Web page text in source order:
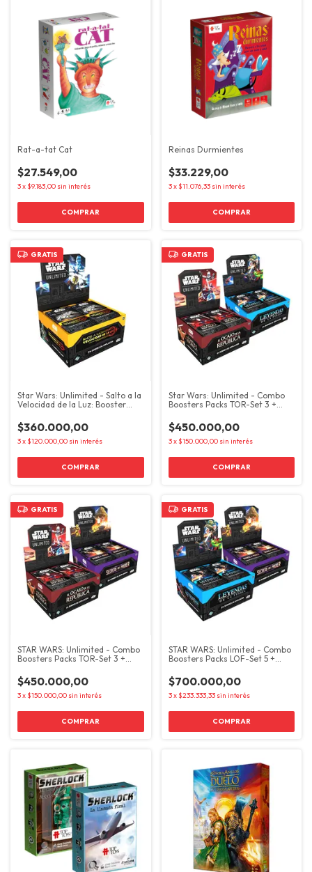
Rat-a-tat Cat
$27.549,00
3x $9.183,00 sin interés
Reinas Durmientes
$33.229,00
3x $11.076,33 sin interés
GRATIS
Star Wars: Unlimited - Salto a la
Velocidad de la Luz: Booster
$360.000,00
3x $120.000,00 sin interés
GRATIS
Star Wars: Unlimited - Combo
Boosters Packs TOR-Set 3 +
$450.000,00
3x $150.000,00 sin interés
GRATIS
STAR WARS: Unlimited - Combo
Boosters Packs TOR-Set 3 +
$450.000,00
3x $150.000,00 sin interés
GRATIS
STAR WARS: Unlimited - Combo
Boosters Packs LOF-Set 5 +
$700.000,00
3x $233.333,33 sin interés